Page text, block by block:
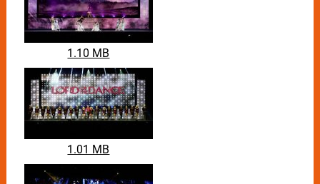
neue, moderne Art und Weise weiterentwickelt. Von
der Los Angeles Times als „showpiece extravaganza"
beschrieben, wird die Show das Publikum mit mehr
als 150.000 Taps pro Vorstellung in eine Zeit und
einen Ort voller Mythen und Fantasie versetzen. Die
Zuschauer dürfen sich auf eine packende Reise
freuen, die durch aufwändige Kostüme,
atemberaubende Choreografien sowie modernste
Technik und Lichteffekte begleitet wird. 40 der
Welt bringen eine Show auf die Bühne, die Tradition,
Unterhaltung, Musik, Faszination und Tanz perfekt
miteinander vereint.
1.10 MB
1.01 MB